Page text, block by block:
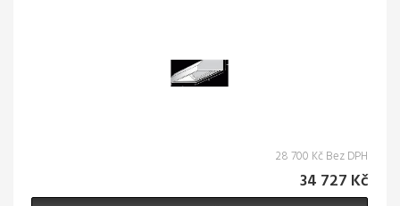
28 700 Kč Bez DPH
34 727 Kč